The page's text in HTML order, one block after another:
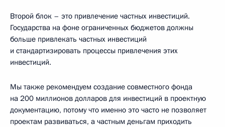
Второй блок – это привлечение частных инвестиций.
Государства на фоне ограниченных бюджетов должны
больше привлекать частных инвестиций
и стандартизировать процессы привлечения этих
инвестиций.
Мы также рекомендуем создание совместного фонда
на 200 миллионов долларов для инвестиций в проектную
документацию, потому что именно это часто не позволяет
проектам развиваться, а частным деньгам приходить